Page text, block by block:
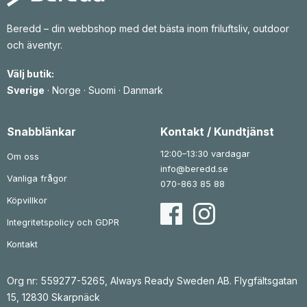
Beredd – din webbshop med det bästa inom friluftsliv, outdoor
och äventyr.
Välj butik:
Sverige · Norge · Suomi · Danmark
Snabblänkar
Om oss
Vanliga frågor
Köpvillkor
Integritetspolicy och GDPR
Kontakt
Kontakt / Kundtjänst
12:00–13:30 vardagar
info@beredd.se
070-863 85 88
Org nr: 559277-5265, Always Ready Sweden AB. Flygfältsgatan
15, 12830 Skarpnäck